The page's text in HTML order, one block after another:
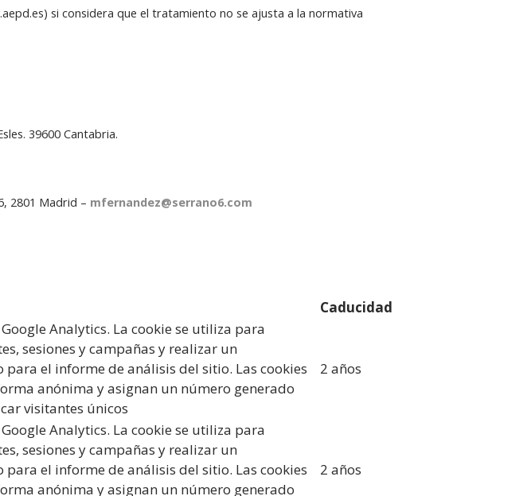
si considera que el tratamiento no se ajusta a la normativa
39600 Cantabria.
2801 Madrid – mfernandez@serrano6.com
Caducidad
Analytics. La cookie se utiliza para
sesiones y campañas y realizar un
el informe de análisis del sitio. Las cookies
anónima y asignan un número generado
visitantes únicos
2 años
Analytics. La cookie se utiliza para
sesiones y campañas y realizar un
el informe de análisis del sitio. Las cookies
anónima y asignan un número generado
2 años